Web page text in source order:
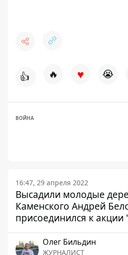
👍 🔥 ♥ 😭
ВОЙНА
16:47, 29 апреля 2022
Высадили молодые
Каменского Андрей
присоединился к
Олег Бильдин
ЖУРНАЛИСТ